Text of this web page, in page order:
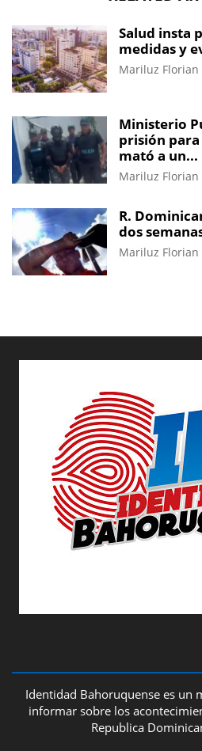
Salud insta
medidas y
Mariluz Florian
Ministerio
prisión
mató a un...
Mariluz Florian
R.
dos
Mariluz Florian
Identidad Bahoruquense es un
informar sobre los
Republica